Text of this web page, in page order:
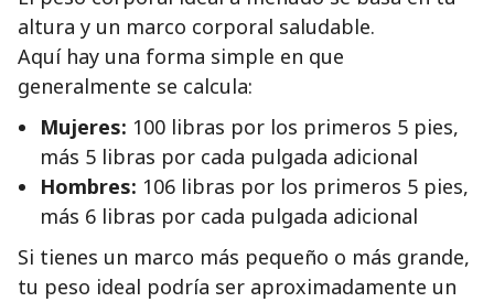
altura y un marco corporal saludable.
Aquí hay una forma simple en que
generalmente se calcula:
Mujeres: 100 libras por los primeros 5 pies,
más 5 libras por cada pulgada adicional
Hombres: 106 libras por los primeros 5 pies,
más 6 libras por cada pulgada adicional
Si tienes un marco más pequeño o más grande,
tu peso ideal podría ser aproximadamente un